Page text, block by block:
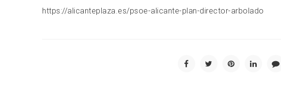
https://alicanteplaza.es/psoe-alicante-plan-director-arbolado